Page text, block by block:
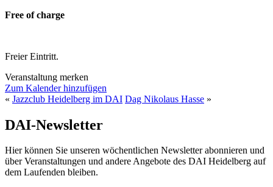
Free of charge
Freier Eintritt.
Veranstaltung merken
Zum Kalender hinzufügen
« Jazzclub Heidelberg im DAI Dag Nikolaus Hasse »
DAI-Newsletter
Hier können Sie unseren wöchentlichen Newsletter abonnieren und
über Veranstaltungen und andere Angebote des DAI Heidelberg auf
dem Laufenden bleiben.